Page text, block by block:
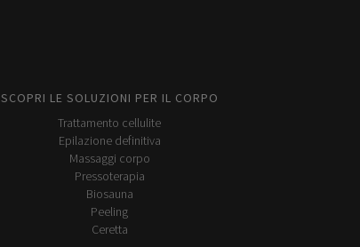
SCOPRI LE SOLUZIONI PER IL CORPO
Trattamento cellulite
Epilazione definitiva
Massaggi corpo
Pressoterapia
Biosauna
Peeling
Ceretta